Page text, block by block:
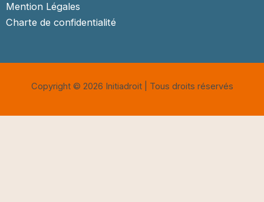
Mention Légales
Charte de confidentialité
Copyright © 2026 Initiadroit | Tous droits réservés